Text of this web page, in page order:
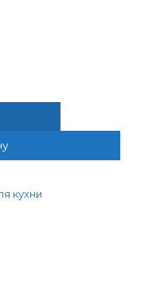
кухни